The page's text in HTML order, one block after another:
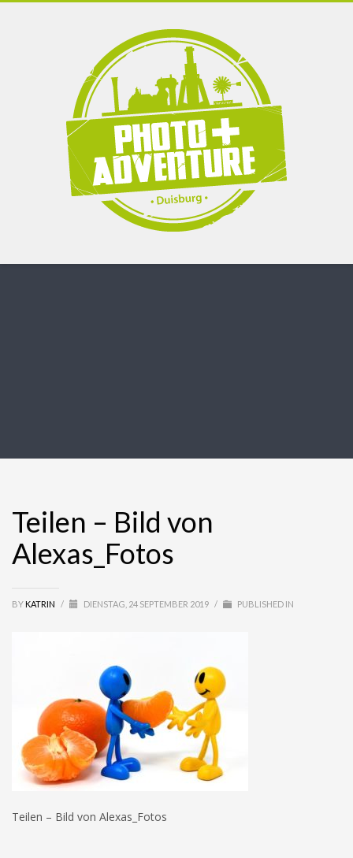
Teilen – Bild von
Alexas_Fotos
BY KATRIN / DIENSTAG, 24 SEPTEMBER 2019 / PUBLISHED IN
Teilen – Bild von Alexas_Fotos